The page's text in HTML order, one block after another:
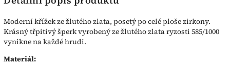
Moderní křížek ze žlutého zlata, posetý po celé ploše zirkony.
Krásný třpitivý šperk vyrobený ze žlutého zlata ryzosti 585/1000
vynikne na každé hrudi.
Materiál: